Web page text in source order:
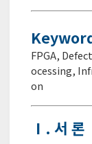
FPGA,
ocessing,
on
Ⅰ. 서 론